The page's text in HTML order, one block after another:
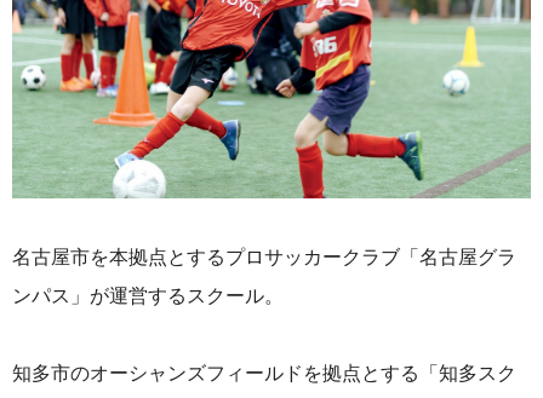
名古屋市を本拠点とするプロサッカークラブ「名古屋グラ
ンパス」が運営するスクール。
知多市のオーシャンズフィールドを拠点とする「知多スク